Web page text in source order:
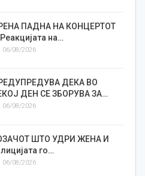
ПАДНА НА КОНЦЕРТОТ
на…
06/08/2026
ДЕКА ВО
ДЕН СЕ ЗБОРУВА ЗА…
06/08/2026
ШТО УДРИ ЖЕНА И
го…
06/08/2026